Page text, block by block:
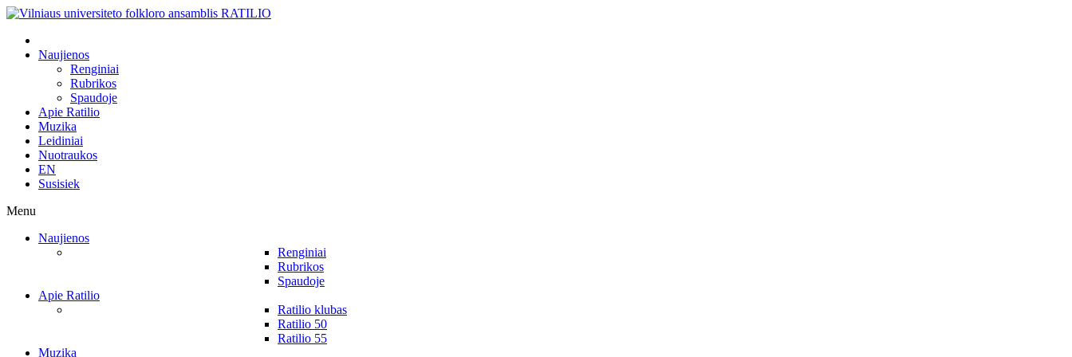
Naujienos
Renginiai
Rubrikos
Spaudoje
Apie Ratilio
Muzika
Leidiniai
Nuotraukos
EN
Susisiek
Menu
Naujienos
Renginiai
Rubrikos
Spaudoje
Apie Ratilio
Ratilio klubas
Ratilio 50
Ratilio 55
Muzika